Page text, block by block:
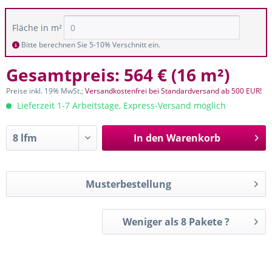
Fläche in m²
Bitte berechnen Sie 5-10% Verschnitt ein.
Gesamtpreis: 564 € (16 m²)
Preise inkl. 19% MwSt.;Versandkostenfrei bei Standardversand ab 500 EUR!
Lieferzeit 1-7 Arbeitstage, Express-Versand möglich
In den Warenkorb
Musterbestellung
Weniger als 8 Pakete ?